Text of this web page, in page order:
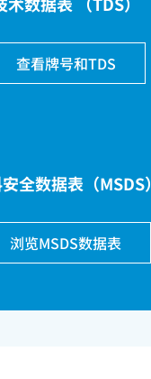
查看牌号和TDS
全数据表（MSDS）
浏览MSDS数据表